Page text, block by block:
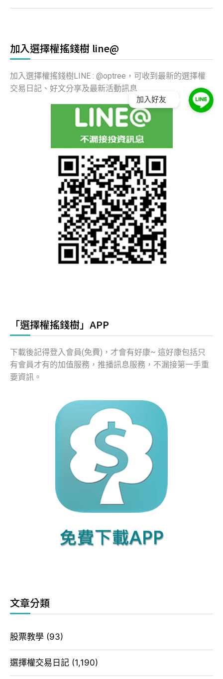
加入選擇權搖錢樹 line@
加入選擇權搖錢樹LINE : @optree，可收到最新的選擇權
交易日記、好文分享及最新活動訊息
「選擇權搖錢樹」APP
下載後記得登入會員(免費)，才會有好康~ 這好康包括只
有會員才有的加值服務，推播訊息服務，不漏接第一手重
要資訊。
文章分類
股票教學 (93)
選擇權交易日記 (1,190)
加入好友